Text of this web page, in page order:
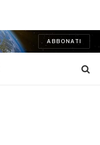
ABBONATI